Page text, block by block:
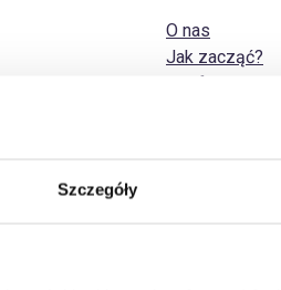
Szczegóły
O nas
Jak zacząć?
Strefa B2B